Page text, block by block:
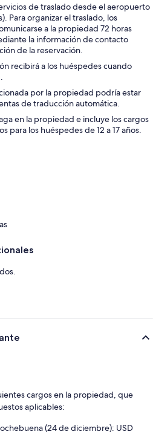
de traslado desde el aeropuerto
Para organizar el traslado, los
a la propiedad 72 horas
la información de contacto
de la reservación.
recibirá a los huéspedes cuando
por la propiedad podría estar
de traducción automática.
en la propiedad e incluye los cargos
para los huéspedes de 12 a 17 años.
cargos en la propiedad, que
aplicables:
(24 de diciembre): USD